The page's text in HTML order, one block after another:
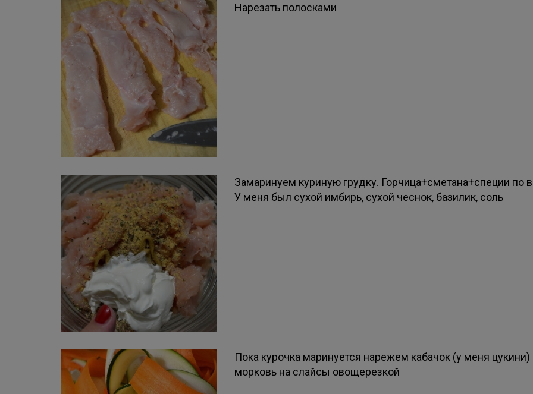
Нарезать полосками
Замаринуем куриную грудку. Горчица+сметана+специи по
У меня был сухой имбирь, сухой чеснок, базилик, соль
Пока курочка маринуется нарежем кабачок (у меня цукини)
морковь на слайсы овощерезкой